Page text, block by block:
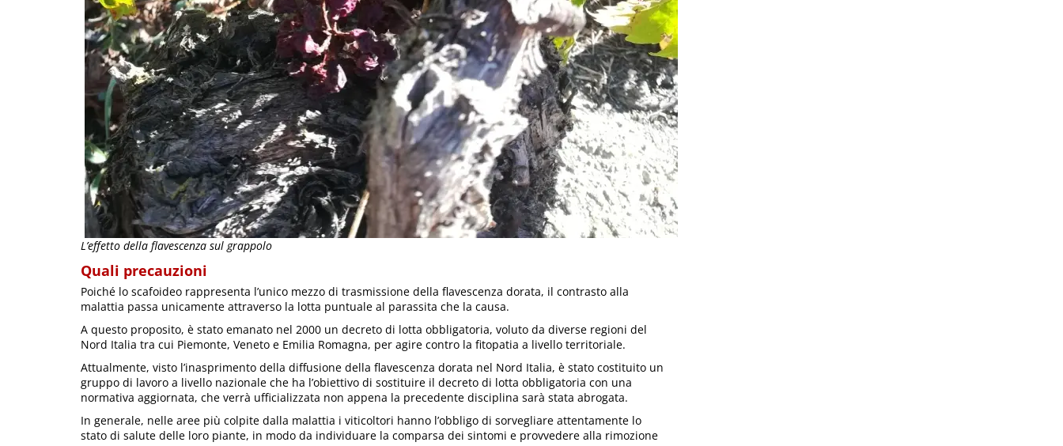
L’effetto della flavescenza sul grappolo
Quali precauzioni
Poiché lo scafoideo rappresenta l’unico mezzo di trasmissione della flavescenza dorata, il contrasto alla
malattia passa unicamente attraverso la lotta puntuale al parassita che la causa.
A questo proposito, è stato emanato nel 2000 un decreto di lotta obbligatoria, voluto da diverse regioni del
Nord Italia tra cui Piemonte, Veneto e Emilia Romagna, per agire contro la fitopatia a livello territoriale.
Attualmente, visto l’inasprimento della diffusione della flavescenza dorata nel Nord Italia, è stato costituito un
gruppo di lavoro a livello nazionale che ha l’obiettivo di sostituire il decreto di lotta obbligatoria con una
normativa aggiornata, che verrà ufficializzata non appena la precedente disciplina sarà stata abrogata.
In generale, nelle aree più colpite dalla malattia i viticoltori hanno l’obbligo di sorvegliare attentamente lo
stato di salute delle loro piante, in modo da individuare la comparsa dei sintomi e provvedere alla rimozione